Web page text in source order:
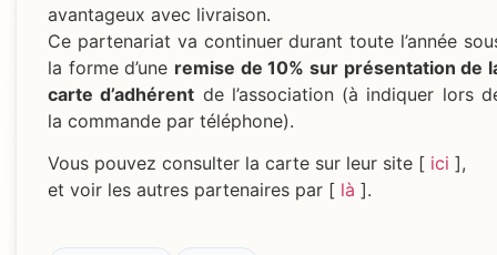
avantageux avec livraison.
Ce partenariat va continuer durant toute l’année
la forme d’une remise de 10% sur présentation de
carte d’adhérent de l’association (à indiquer lors
la commande par téléphone).
Vous pouvez consulter la carte sur leur site [ ici ],
et voir les autres partenaires par [ là ].